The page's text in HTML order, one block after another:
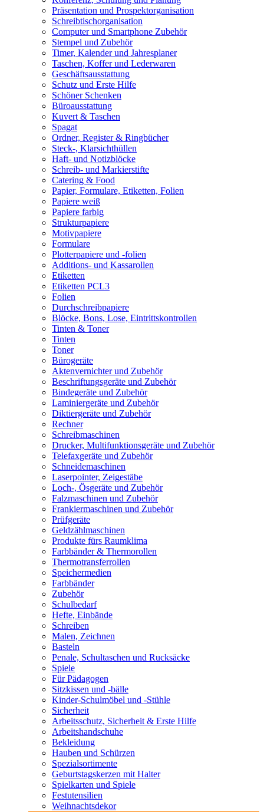
Präsentation und Prospektorganisation
Schreibtischorganisation
Computer und Smartphone Zubehör
Stempel und Zubehör
Timer, Kalender und Jahresplaner
Taschen, Koffer und Lederwaren
Geschäftsausstattung
Schutz und Erste Hilfe
Schöner Schenken
Büroausstattung
Kuvert & Taschen
Spagat
Ordner, Register & Ringbücher
Steck-, Klarsichthüllen
Haft- und Notizblöcke
Schreib- und Markierstifte
Catering & Food
Papier, Formulare, Etiketten, Folien
Papiere weiß
Papiere farbig
Strukturpapiere
Motivpapiere
Formulare
Plotterpapiere und -folien
Additions- und Kassarollen
Etiketten
Etiketten PCL3
Folien
Durchschreibpapiere
Blöcke, Bons, Lose, Eintrittskontrollen
Tinten & Toner
Tinten
Toner
Bürogeräte
Aktenvernichter und Zubehör
Beschriftungsgeräte und Zubehör
Bindegeräte und Zubehör
Laminiergeräte und Zubehör
Diktiergeräte und Zubehör
Rechner
Schreibmaschinen
Drucker, Multifunktionsgeräte und Zubehör
Telefaxgeräte und Zubehör
Schneidemaschinen
Laserpointer, Zeigestäbe
Loch-, Ösgeräte und Zubehör
Falzmaschinen und Zubehör
Frankiermaschinen und Zubehör
Prüfgeräte
Geldzählmaschinen
Produkte fürs Raumklima
Farbbänder & Thermorollen
Thermotransferrollen
Speichermedien
Farbbänder
Zubehör
Schulbedarf
Hefte, Einbände
Schreiben
Malen, Zeichnen
Basteln
Penale, Schultaschen und Rucksäcke
Spiele
Für Pädagogen
Sitzkissen und -bälle
Kinder-Schulmöbel und -Stühle
Sicherheit
Arbeitsschutz, Sicherheit & Erste Hilfe
Arbeitshandschuhe
Bekleidung
Hauben und Schürzen
Spezialsortimente
Geburtstagskerzen mit Halter
Spielkarten und Spiele
Festutensilien
Weihnachtsdekor